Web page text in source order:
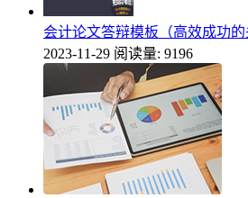
会计论文答辩模板（高效成功的
2023-11-29 阅读量: 9196